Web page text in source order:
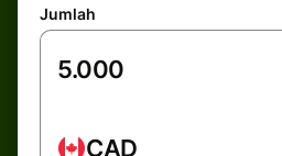
Jumlah
CAD